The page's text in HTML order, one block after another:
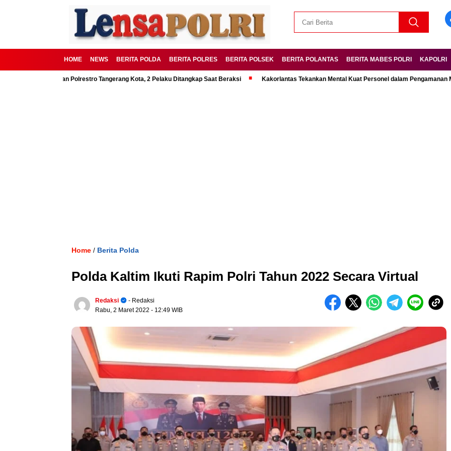
HOME NEWS BERITA POLDA BERITA POLRES BERITA POLSEK BERITA POLANTAS BERITA MABES POLRI KAPOLRI
Digagalkan Polrestro Tangerang Kota, 2 Pelaku Ditangkap Saat Beraksi Kakorlantas Tekankan Mental Kuat Personel dalam Pengamanan Mudik
Home / Berita Polda
Polda Kaltim Ikuti Rapim Polri Tahun 2022 Secara Virtual
Redaksi
- Redaksi
Rabu, 2 Maret 2022 - 12:49 WIB